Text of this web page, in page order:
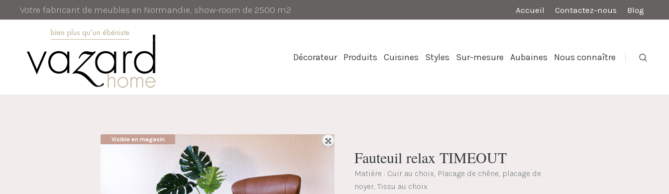
Accueil Contactez-nous Blog
Votre fabricant de meubles en Normandie, show-room de 2500 m2
Décorateur Produits Cuisines Styles Sur-mesure Aubaines Nous connaître
Visible en magasin
Fauteuil relax TIMEOUT
Matière : Cuir au choix, Placage de chêne, placage de
noyer, Tissu au choix